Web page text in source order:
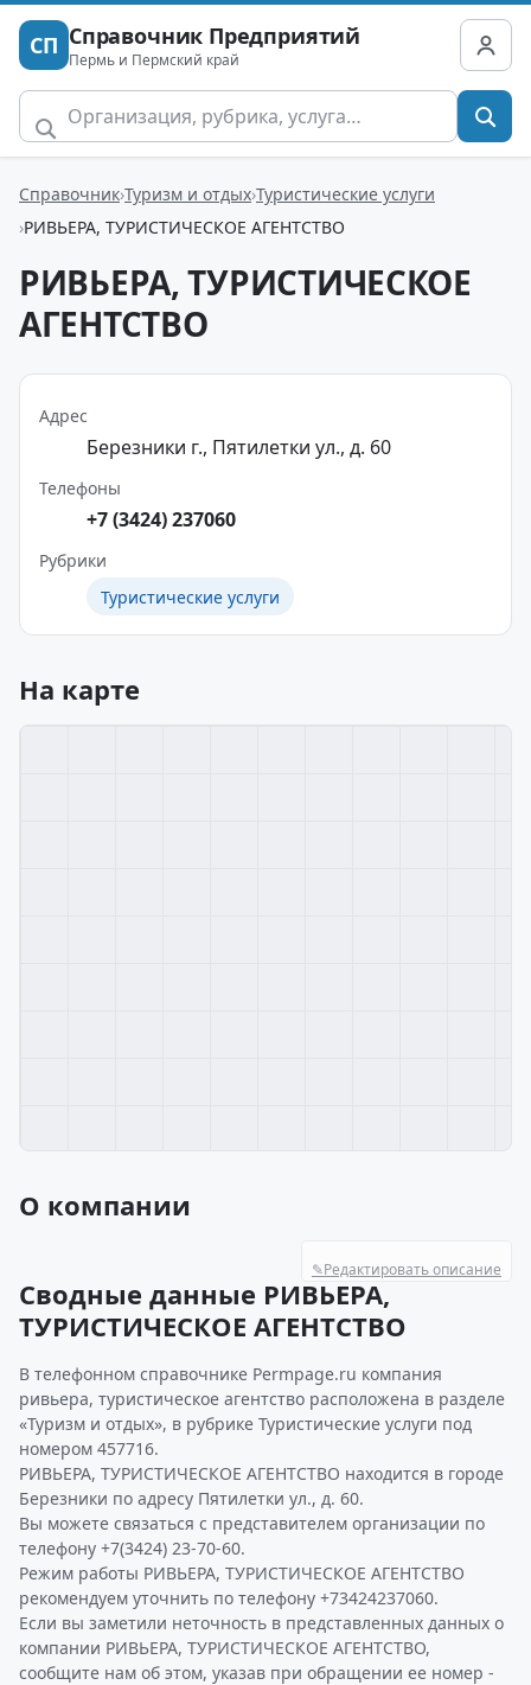
СП Справочник Предприятий
Пермь и Пермский край
Справочник Туризм и отдых Туристические услуги
РИВЬЕРА, ТУРИСТИЧЕСКОЕ АГЕНТСТВО
РИВЬЕРА, ТУРИСТИЧЕСКОЕ
АГЕНТСТВО
Адрес
Березники г., Пятилетки ул., д. 60
Телефоны
+7 (3424) 237060
Рубрики
Туристические услуги
На карте
О компании
✎Редактировать описание
Сводные данные РИВЬЕРА,
ТУРИСТИЧЕСКОЕ АГЕНТСТВО
В телефонном справочнике Permpage.ru компания
ривьера, туристическое агентство расположена в разделе
«Туризм и отдых», в рубрике Туристические услуги под
номером 457716.
РИВЬЕРА, ТУРИСТИЧЕСКОЕ АГЕНТСТВО находится в городе
Березники по адресу Пятилетки ул., д. 60.
Вы можете связаться с представителем организации по
телефону +7(3424) 23-70-60.
Режим работы РИВЬЕРА, ТУРИСТИЧЕСКОЕ АГЕНТСТВО
рекомендуем уточнить по телефону +73424237060.
Если вы заметили неточность в представленных данных о
компании РИВЬЕРА, ТУРИСТИЧЕСКОЕ АГЕНТСТВО,
сообщите нам об этом, указав при обращении ее номер -